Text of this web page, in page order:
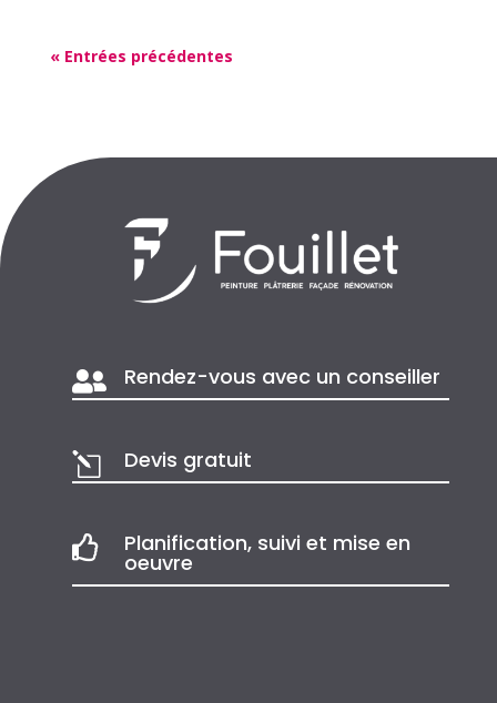
« Entrées précédentes
 Rendez-vous avec un conseiller
l Devis gratuit
 Planification, suivi et mise en
oeuvre